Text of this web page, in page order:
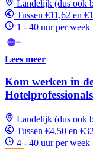
Landelijk (dus ook
Tussen €11,62 en
1 - 40 uur per week
Lees meer
Kom werken in
Landelijk (dus ook
Tussen €4,50 en
4 - 40 uur per week